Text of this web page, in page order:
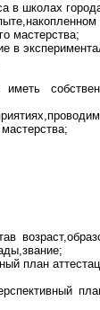
в школах
мастерства;
в
план